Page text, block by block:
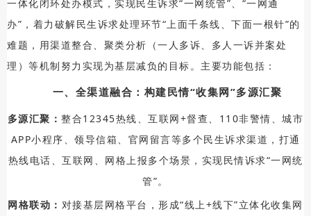
一体化闭环处办模式，实现民生诉求“一网统管”、“一网通
办”，着力破解民生诉求处理环节“上面千条线、下面一根针”的
难题，用渠道整合、聚类分析（一人多诉、多人一诉并案处
理）等机制努力实现为基层减负的目标。主要功能包括：
一、全渠道融合：构建民情“收集网”多源汇聚
多源汇聚：整合12345热线、互联网+督查、110非警情、城市
APP小程序、领导信箱、官网留言等多个民生诉求渠道，打通
热线电话、互联网、网格上报多个场景，实现民情诉求“一网统
管”。
网格联动： 对接基层网格平台，形成“线上+线下”立体化收集网